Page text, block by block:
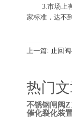
3.市场上
家标准，达不
上一篇: 止回
热门
不锈钢闸阀
催化裂化装